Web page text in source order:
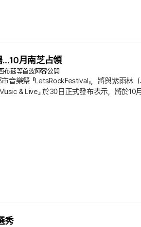
…10月南芝占領
布茲等首波陣容公開
樂祭 『LetsRockFestival』，將與紫雨林
& Live』 於30日正式發布表示，將於
秀